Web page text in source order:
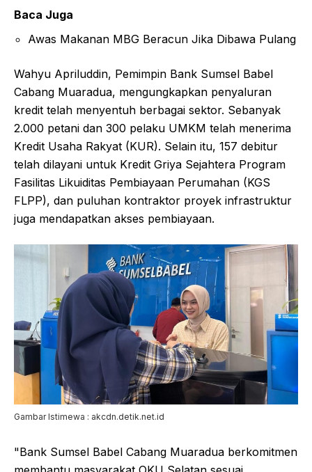
Baca Juga
Awas Makanan MBG Beracun Jika Dibawa Pulang
Wahyu Apriluddin, Pemimpin Bank Sumsel Babel
Cabang Muaradua, mengungkapkan penyaluran
kredit telah menyentuh berbagai sektor. Sebanyak
2.000 petani dan 300 pelaku UMKM telah menerima
Kredit Usaha Rakyat (KUR). Selain itu, 157 debitur
telah dilayani untuk Kredit Griya Sejahtera Program
Fasilitas Likuiditas Pembiayaan Perumahan (KGS
FLPP), dan puluhan kontraktor proyek infrastruktur
juga mendapatkan akses pembiayaan.
Gambar Istimewa : akcdn.detik.net.id
"Bank Sumsel Babel Cabang Muaradua berkomitmen